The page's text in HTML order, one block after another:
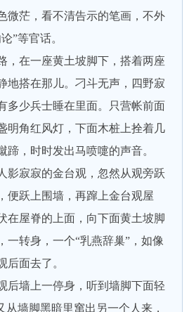
微茫，看不清告示的笔画，不外
”等官话。
在一座黄土坡脚下，搭着两座
地搭在那儿。刁斗无声，四野寂
多少兵士睡在里面。只营帐前面
明角红风灯，下面木桩上拴着几
蹄，时时发出马喷嚏的声音。
寂寂的金台观，忽然从观旁跃
便跃上围墙，再蹿上金台观屋
在屋脊的上面，向下面黄土坡脚
一转身，一个“乳燕辞巢”，如像
后面去了。
墙上一停身，听到墙脚下面轻
从墙脚黑暗里窜出另一个人来，